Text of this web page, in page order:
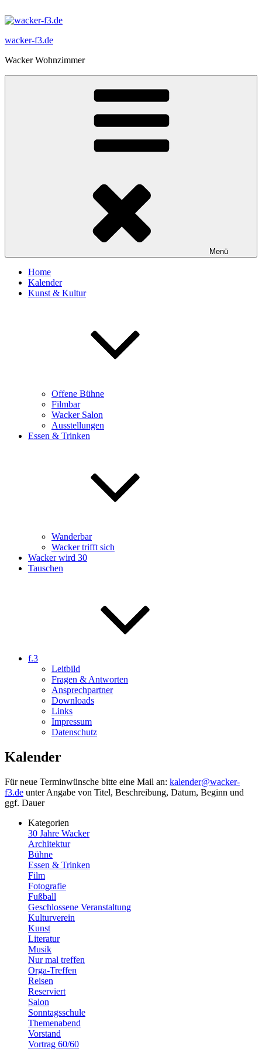
Inhalt
wacker-f3.de
Wacker Wohnzimmer
Menü
Home
Kalender
Kunst & Kultur
Offene Bühne
Filmbar
Wacker Salon
Ausstellungen
Essen & Trinken
Wanderbar
Wacker trifft sich
Wacker wird 30
Tauschen
f.3
Leitbild
Fragen & Antworten
Ansprechpartner
Downloads
Links
Impressum
Datenschutz
Kalender
Für neue Terminwünsche bitte eine Mail an: kalender@wacker-
f3.de unter Angabe von Titel, Beschreibung, Datum, Beginn und
ggf. Dauer
Kategorien
30 Jahre Wacker
Architektur
Bühne
Essen & Trinken
Film
Fotografie
Fußball
Geschlossene Veranstaltung
Kulturverein
Kunst
Literatur
Musik
Nur mal treffen
Orga-Treffen
Reisen
Reserviert
Salon
Sonntagsschule
Themenabend
Vorstand
Vortrag 60/60